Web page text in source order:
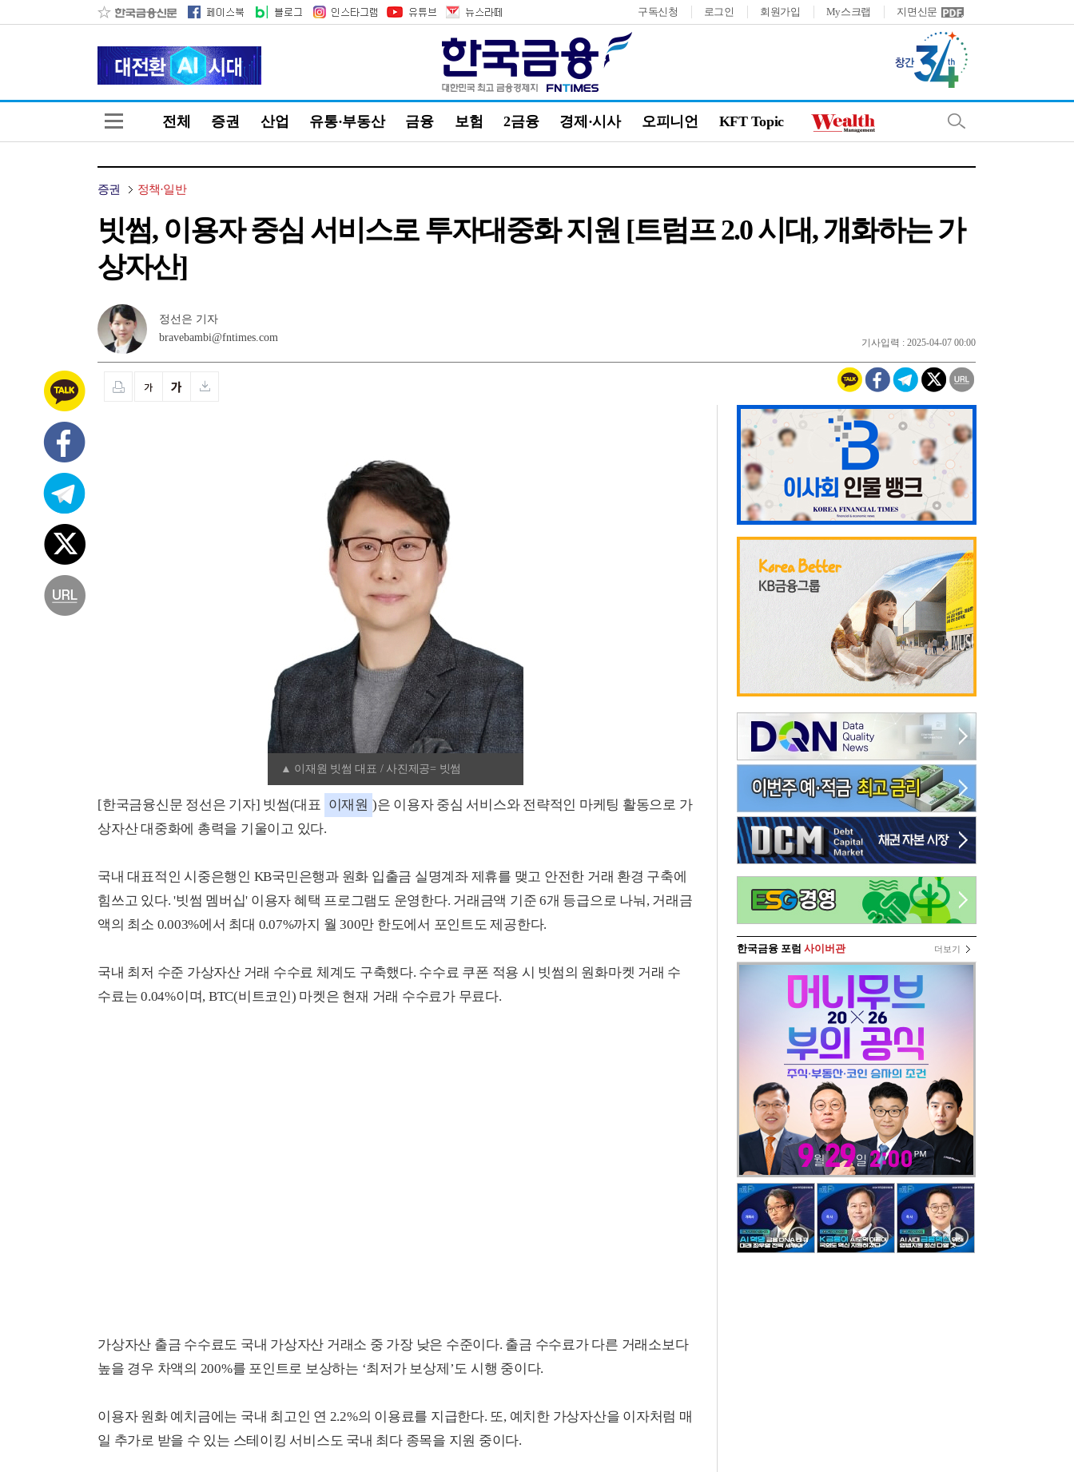
구독신청 로그인 회원가입 My스크랩 지면신문
전체 증권 산업 유통·부동산 금융 보험 2금융 경제·시사 오피니언 KFT Topic
증권 정책·일반
빗썸, 이용자 중심 서비스로 투자대중화 지원 [트럼프 2.0 시대, 개화하는 가
상자산]
정선은 기자
bravebambi@fntimes.com
기사입력 : 2025-04-07 00:00
▲ 이재원 빗썸 대표 / 사진제공= 빗썸
[한국금융신문 정선은 기자] 빗썸(대표 이재원 )은 이용자 중심 서비스와 전략적인 마케팅 활동으로 가
상자산 대중화에 총력을 기울이고 있다.
국내 대표적인 시중은행인 KB국민은행과 원화 입출금 실명계좌 제휴를 맺고 안전한 거래 환경 구축에
힘쓰고 있다. '빗썸 멤버십' 이용자 혜택 프로그램도 운영한다. 거래금액 기준 6개 등급으로 나눠, 거래금
액의 최소 0.003%에서 최대 0.07%까지 월 300만 한도에서 포인트도 제공한다.
국내 최저 수준 가상자산 거래 수수료 체계도 구축했다. 수수료 쿠폰 적용 시 빗썸의 원화마켓 거래 수
수료는 0.04%이며, BTC(비트코인) 마켓은 현재 거래 수수료가 무료다.
가상자산 출금 수수료도 국내 가상자산 거래소 중 가장 낮은 수준이다. 출금 수수료가 다른 거래소보다
높을 경우 차액의 200%를 포인트로 보상하는 ‘최저가 보상제’도 시행 중이다.
이용자 원화 예치금에는 국내 최고인 연 2.2%의 이용료를 지급한다. 또, 예치한 가상자산을 이자처럼 매
일 추가로 받을 수 있는 스테이킹 서비스도 국내 최다 종목을 지원 중이다.
한국금융 포럼 사이버관 더보기